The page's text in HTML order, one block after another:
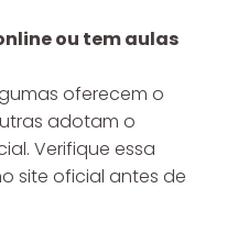
ou tem aulas
oferecem o
adotam o
Verifique essa
site oficial antes de